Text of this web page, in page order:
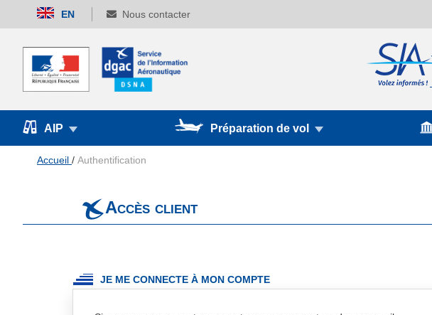
Allez
au
EN Nous contacter
AIP Préparation de vol
Accueil Authentification
Accès client
JE ME CONNECTE À MON COMPTE